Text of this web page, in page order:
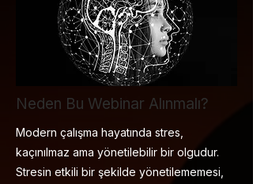
Neden Bu Webinar Alınmalı?
Modern çalışma hayatında stres,
kaçınılmaz ama yönetilebilir bir olgudur.
Stresin etkili bir şekilde yönetilememesi,